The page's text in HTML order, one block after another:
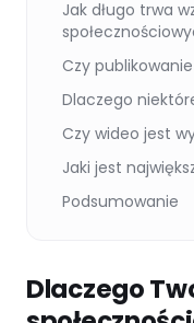
Jak długo trwa
Czy
Dlaczego
Czy wideo jest
Jaki jest
Podsumowanie
Dlaczego